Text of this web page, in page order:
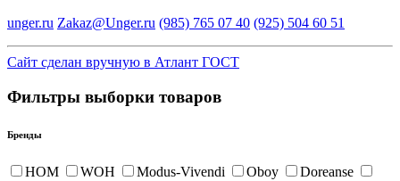
unger.ru Zakaz@Unger.ru (985) 765 07 40 (925) 504 60 51
Сайт сделан вручную в Атлант ГОСТ
Фильтры выборки товаров
Бренды
HOM WOH Modus-Vivendi Oboy
Doreanse